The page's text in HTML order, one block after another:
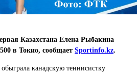
Казахстана Елена Рыбакина
в Токио, сообщает Sportinfo.kz.
канадскую теннисистку